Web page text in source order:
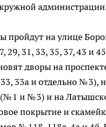
пройдут на улице
29, 31, 33, 35, 37, 43 и
дворы на
33а и отдельно № 3),
1 и № 3) и на
покрытие и